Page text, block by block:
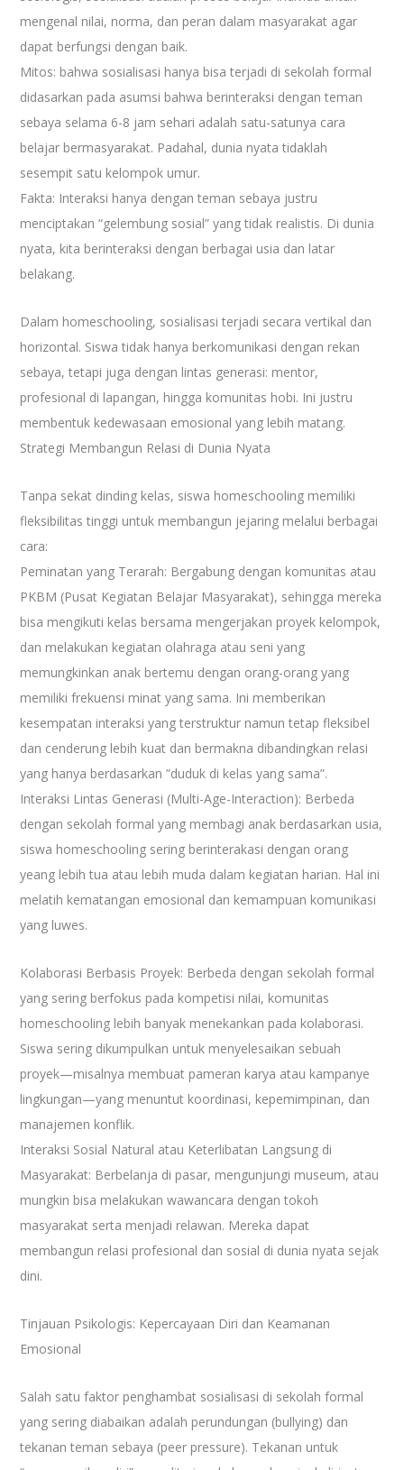
mengenal nilai, norma, dan peran dalam masyarakat agar
dapat berfungsi dengan baik.
Mitos: bahwa sosialisasi hanya bisa terjadi di sekolah formal
didasarkan pada asumsi bahwa berinteraksi dengan teman
sebaya selama 6-8 jam sehari adalah satu-satunya cara
belajar bermasyarakat. Padahal, dunia nyata tidaklah
sesempit satu kelompok umur.
Fakta: Interaksi hanya dengan teman sebaya justru
menciptakan “gelembung sosial” yang tidak realistis. Di dunia
nyata, kita berinteraksi dengan berbagai usia dan latar
belakang.
Dalam homeschooling, sosialisasi terjadi secara vertikal dan
horizontal. Siswa tidak hanya berkomunikasi dengan rekan
sebaya, tetapi juga dengan lintas generasi: mentor,
profesional di lapangan, hingga komunitas hobi. Ini justru
membentuk kedewasaan emosional yang lebih matang.
Strategi Membangun Relasi di Dunia Nyata
Tanpa sekat dinding kelas, siswa homeschooling memiliki
fleksibilitas tinggi untuk membangun jejaring melalui berbagai
cara:
Peminatan yang Terarah: Bergabung dengan komunitas atau
PKBM (Pusat Kegiatan Belajar Masyarakat), sehingga mereka
bisa mengikuti kelas bersama mengerjakan proyek kelompok,
dan melakukan kegiatan olahraga atau seni yang
memungkinkan anak bertemu dengan orang-orang yang
memiliki frekuensi minat yang sama. Ini memberikan
kesempatan interaksi yang terstruktur namun tetap fleksibel
dan cenderung lebih kuat dan bermakna dibandingkan relasi
yang hanya berdasarkan ”duduk di kelas yang sama”.
Interaksi Lintas Generasi (Multi-Age-Interaction): Berbeda
dengan sekolah formal yang membagi anak berdasarkan usia,
siswa homeschooling sering berinterakasi dengan orang
yeang lebih tua atau lebih muda dalam kegiatan harian. Hal ini
melatih kematangan emosional dan kemampuan komunikasi
yang luwes.
Kolaborasi Berbasis Proyek: Berbeda dengan sekolah formal
yang sering berfokus pada kompetisi nilai, komunitas
homeschooling lebih banyak menekankan pada kolaborasi.
Siswa sering dikumpulkan untuk menyelesaikan sebuah
proyek—misalnya membuat pameran karya atau kampanye
lingkungan—yang menuntut koordinasi, kepemimpinan, dan
manajemen konflik.
Interaksi Sosial Natural atau Keterlibatan Langsung di
Masyarakat: Berbelanja di pasar, mengunjungi museum, atau
mungkin bisa melakukan wawancara dengan tokoh
masyarakat serta menjadi relawan. Mereka dapat
membangun relasi profesional dan sosial di dunia nyata sejak
dini.
Tinjauan Psikologis: Kepercayaan Diri dan Keamanan
Emosional
Salah satu faktor penghambat sosialisasi di sekolah formal
yang sering diabaikan adalah perundungan (bullying) dan
tekanan teman sebaya (peer pressure). Tekanan untuk